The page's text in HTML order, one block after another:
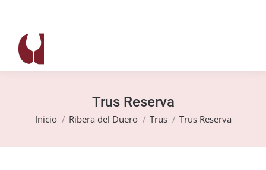
Trus Reserva
Estás aquí:
Inicio Ribera del Duero Trus Trus Reserva